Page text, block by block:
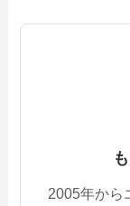
2005年から